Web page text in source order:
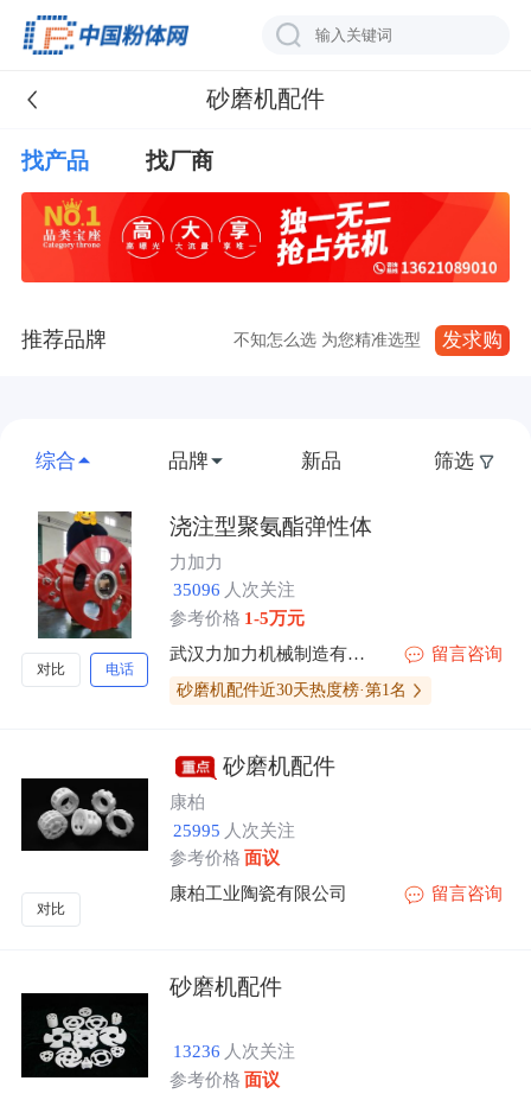
砂磨机配件
找产品 找厂商
推荐品牌 不知怎么选 为您精准选型 发求购
综合 品牌 新品 筛选
对比 电话
浇注型聚氨酯弹性体
力加力
35096 人次关注
参考价格 1-5万元
武汉力加力机械制造有限公司
留言咨询
砂磨机配件近30天热度榜·第1名
对比
砂磨机配件
康柏
25995 人次关注
参考价格 面议
康柏工业陶瓷有限公司
留言咨询
砂磨机配件
13236 人次关注
参考价格 面议